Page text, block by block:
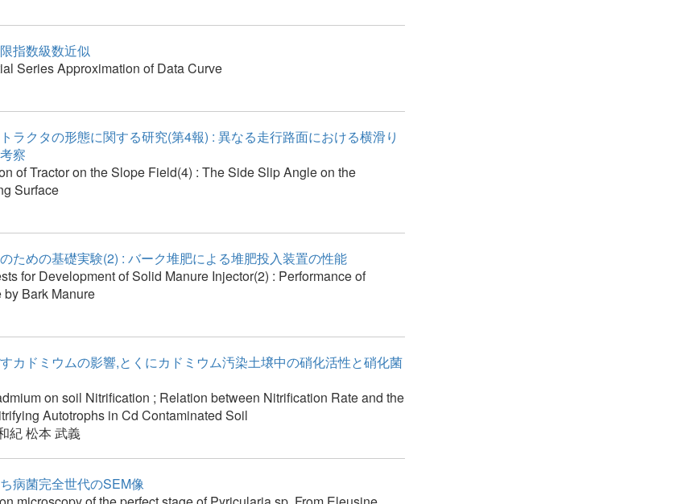
指数級数近似
Series Approximation of Data Curve
ラクタの形態に関する研究(第4報) : 異なる走行路面における横滑り
察
of Tractor on the Slope Field(4) : The Side Slip Angle on the
Surface
ための基礎実験(2) : バーク堆肥による堆肥投入装置の性能
for Development of Solid Manure Injector(2) : Performance of
Bark Manure
カドミウムの影響,とくにカドミウム汚染土壌中の硝化活性と硝化菌
on soil Nitrification ; Relation between Nitrification Rate and the
Autotrophs in Cd Contaminated Soil
紀松本 武義
病菌完全世代のSEM像